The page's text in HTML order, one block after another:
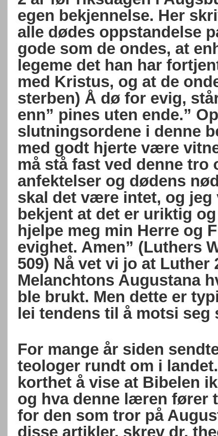
egen bekjennelse. Her
alle dødes oppstandelse
gode som de ondes, at
legeme det han har
med Kristus, og at de
sterben) Å dø for evig,
enn” pines uten ende.”
slutningsordene i denne
med godt hjerte være
må stå fast ved denne tro
anfektelser og dødens
skal det være intet, og
bekjent at det er uriktig
hjelpe meg min Herre og
evighet. Amen” (Luthers
509) Nå vet vi jo at
Melanchtons Augustana
ble brukt. Men dette er
lei tendens til å motsi seg
For mange år siden
teologer rundt om i
korthet å vise at Bibelen
og hva denne læren fører
for den som tror på
disse artikler, skrev dr.